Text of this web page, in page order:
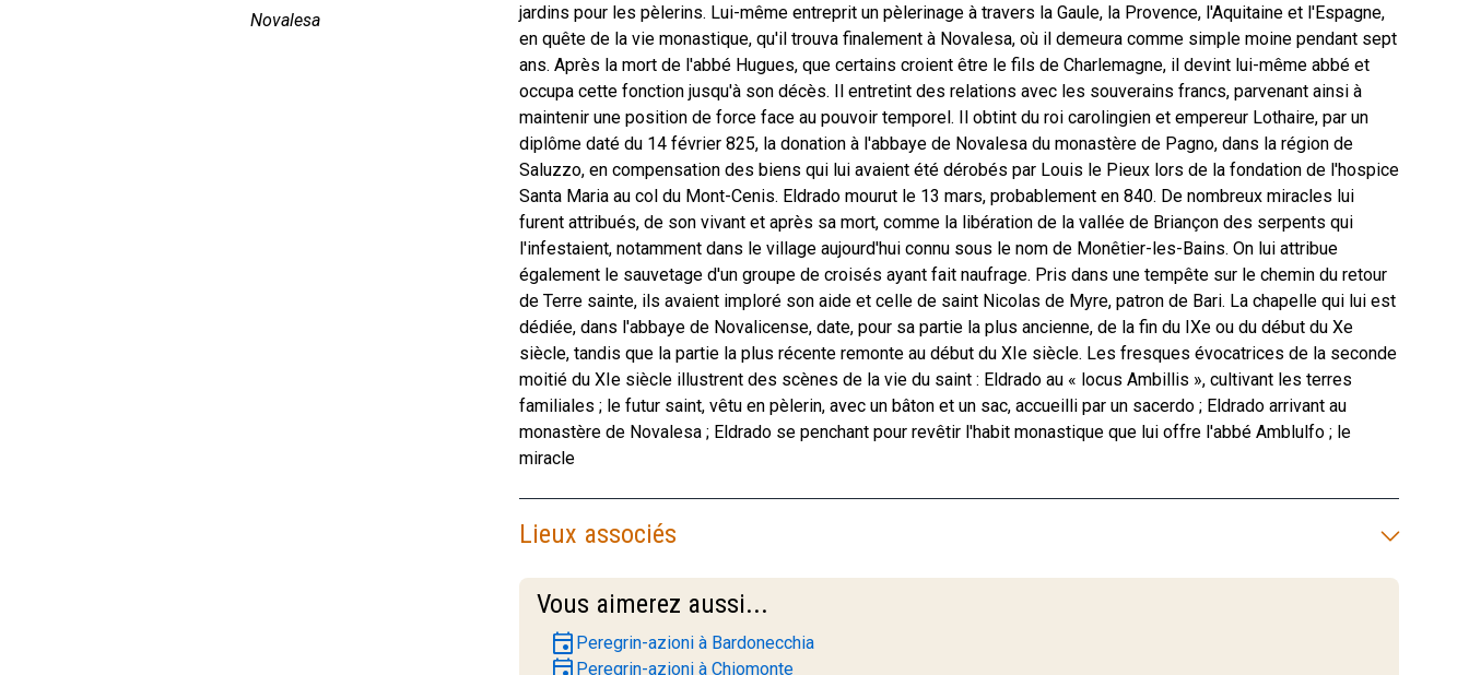
Novalesa
jardins pour les pèlerins. Lui-même entreprit un pèlerinage à travers la Gaule, la Provence, l'Aquitaine et l'Espagne,
en quête de la vie monastique, qu'il trouva finalement à Novalesa, où il demeura comme simple moine pendant sept
ans. Après la mort de l'abbé Hugues, que certains croient être le fils de Charlemagne, il devint lui-même abbé et
occupa cette fonction jusqu'à son décès. Il entretint des relations avec les souverains francs, parvenant ainsi à
maintenir une position de force face au pouvoir temporel. Il obtint du roi carolingien et empereur Lothaire, par un
diplôme daté du 14 février 825, la donation à l'abbaye de Novalesa du monastère de Pagno, dans la région de
Saluzzo, en compensation des biens qui lui avaient été dérobés par Louis le Pieux lors de la fondation de l'hospice
Santa Maria au col du Mont-Cenis. Eldrado mourut le 13 mars, probablement en 840. De nombreux miracles lui
furent attribués, de son vivant et après sa mort, comme la libération de la vallée de Briançon des serpents qui
l'infestaient, notamment dans le village aujourd'hui connu sous le nom de Monêtier-les-Bains. On lui attribue
également le sauvetage d'un groupe de croisés ayant fait naufrage. Pris dans une tempête sur le chemin du retour
de Terre sainte, ils avaient imploré son aide et celle de saint Nicolas de Myre, patron de Bari. La chapelle qui lui est
dédiée, dans l'abbaye de Novalicense, date, pour sa partie la plus ancienne, de la fin du IXe ou du début du Xe
siècle, tandis que la partie la plus récente remonte au début du XIe siècle. Les fresques évocatrices de la seconde
moitié du XIe siècle illustrent des scènes de la vie du saint : Eldrado au « locus Ambillis », cultivant les terres
familiales ; le futur saint, vêtu en pèlerin, avec un bâton et un sac, accueilli par un sacerdo ; Eldrado arrivant au
monastère de Novalesa ; Eldrado se penchant pour revêtir l'habit monastique que lui offre l'abbé Amblulfo ; le
miracle
Lieux associés
Vous aimerez aussi...
event Peregrin-azioni à Bardonecchia
Peregrin-azioni à Chiomonte